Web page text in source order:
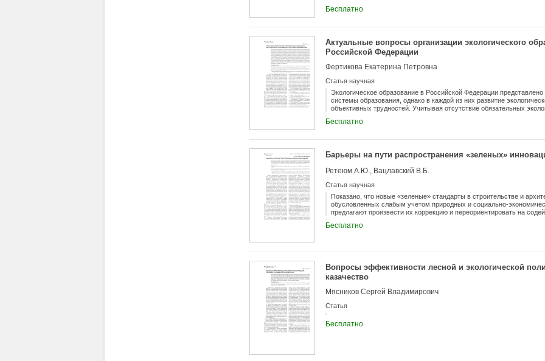
хозяйствующих субъектов как функции управления и повышения
разработать методику их анализа. Понятие «экологические
понятие экологических затрат, раскрыть их содержание,
бухгалтерского учета и анализа, а также предложена методика их
качественного и количественного факторного анализа.
Бесплатно
Актуальные вопросы организации экологического
Российской Федерации
Фертикова Екатерина Петровна
Статья научная
Экологическое образование в Российской Федерации
системы образования, однако в каждой из них развитие
объективных трудностей. Учитывая отсутствие обязательных
экологического образования и воспитания широких слоев
проводимых эколого-просветительских мероприятий, а также
произведен на основе сведений, представленных в ежегодных
которая нашла отражение в содержании Национального проекта
Бесплатно
Барьеры на пути распространения «зеленых»
Ретеюм А.Ю., Вацлавский В.Б.
Статья научная
Показано, что новые «зеленые» стандарты в строительстве и
обусловленных слабым учетом природных и социально-
предлагают произвести их коррекцию и переориентировать на
Бесплатно
Вопросы эффективности лесной и экологической
казачество
Мясников Сергей Владимирович
Статья
Бесплатно